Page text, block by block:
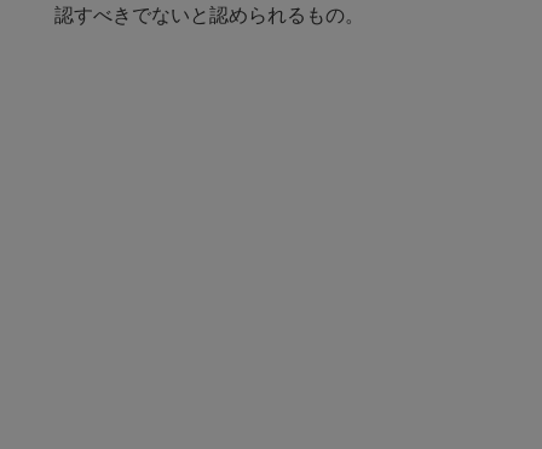
認すべきでないと認められるもの。